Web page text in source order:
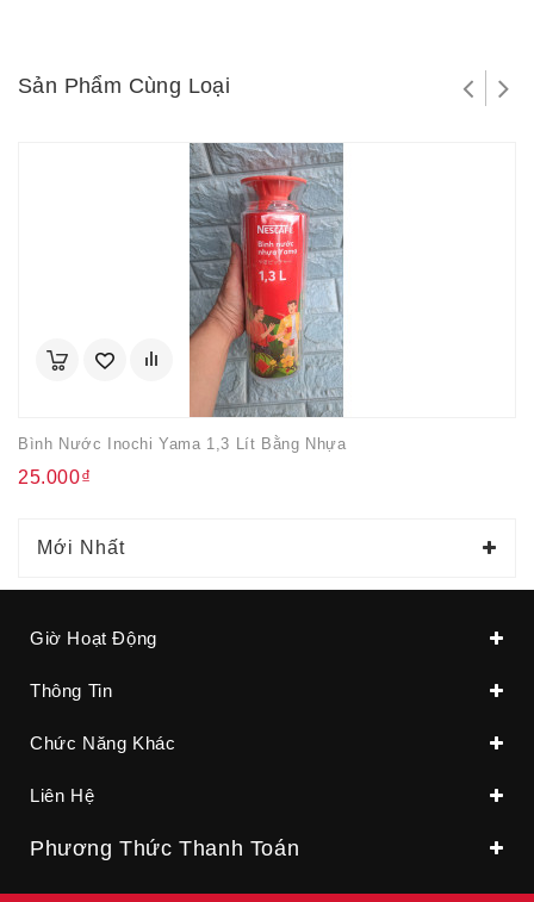
Sản Phẩm Cùng Loại
Bình Nước Inochi Yama 1,3 Lít Bằng Nhựa
25.000₫
Mới Nhất
Giờ Hoạt Động
Thông Tin
Chức Năng Khác
Liên Hệ
Phương Thức Thanh Toán